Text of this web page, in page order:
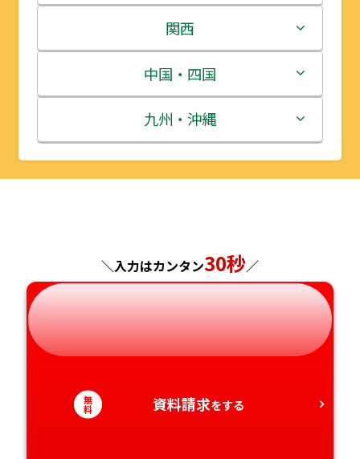
岩手県
宮城県
秋田県
山形県
栃木県
群馬県
埼玉県
千葉県
新潟県
富山県
石川県
福井県
静岡県
関西
三重県
滋賀県
京都府
奈良県
和歌山県
中国・四国
鳥取県
島根県
山口県
徳島県
九州・沖縄
福岡県
熊本県
大分県
＼入力はカンタン30秒／
無
料 資料請求をする